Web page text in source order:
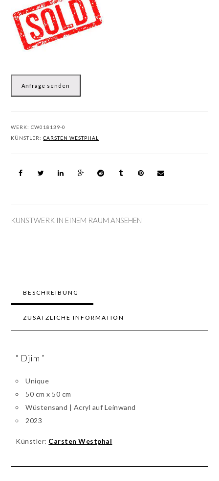
Anfrage senden
WERK:CW018139-0
KÜNSTLER:CARSTEN WESTPHAL
KUNSTWERK IN EINEM RAUM ANSEHEN
BESCHREIBUNG
ZUSÄTZLICHE INFORMATION
“ Djim ”
Unique
50 cm x 50 cm
Wüstensand | Acryl auf Leinwand
2023
Künstler: Carsten Westphal